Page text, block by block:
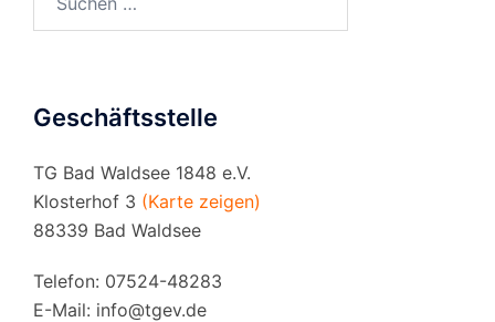
nach:
Geschäftsstelle
TG Bad Waldsee 1848 e.V.
Klosterhof 3 (Karte zeigen)
88339 Bad Waldsee
Telefon: 07524-48283
E-Mail: info@tgev.de